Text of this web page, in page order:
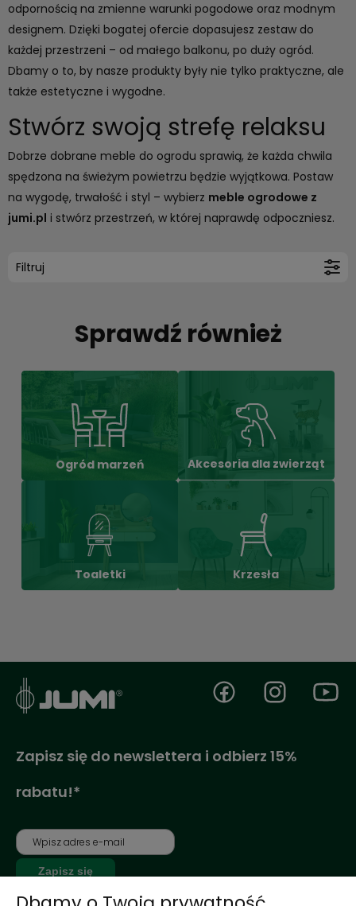
odpornością na zmienne warunki pogodowe oraz modnym
designem. Dzięki bogatej ofercie dopasujesz zestaw do
każdej przestrzeni – od małego balkonu, po duży ogród.
Dbamy o to, by nasze produkty były nie tylko praktyczne, ale
także estetyczne i wygodne.
Stwórz swoją strefę relaksu
Dobrze dobrane meble do ogrodu sprawią, że każda chwila
spędzona na świeżym powietrzu będzie wyjątkowa. Postaw
na wygodę, trwałość i styl – wybierz meble ogrodowe z
jumi.pl i stwórz przestrzeń, w której naprawdę odpoczniesz.
Filtruj
Sprawdź również
Ogród marzeń Akcesoria dla zwierząt
Toaletki Krzesła
Zapisz się do newslettera i odbierz 15%
rabatu!*
Zapisz się